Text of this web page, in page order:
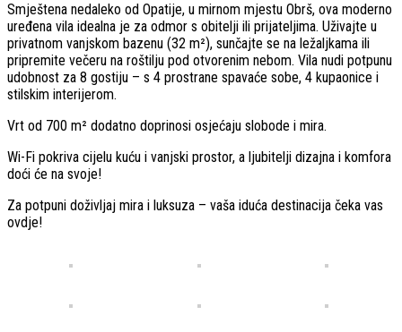
Smještena nedaleko od Opatije, u mirnom mjestu Obrš, ova moderno
uređena vila idealna je za odmor s obitelji ili prijateljima. Uživajte u
privatnom vanjskom bazenu (32 m²), sunčajte se na ležaljkama ili
pripremite večeru na roštilju pod otvorenim nebom. Vila nudi potpunu
udobnost za 8 gostiju – s 4 prostrane spavaće sobe, 4 kupaonice i
stilskim interijerom.
Vrt od 700 m² dodatno doprinosi osjećaju slobode i mira.
Wi-Fi pokriva cijelu kuću i vanjski prostor, a ljubitelji dizajna i komfora
doći će na svoje!
Za potpuni doživljaj mira i luksuza – vaša iduća destinacija čeka vas
ovdje!